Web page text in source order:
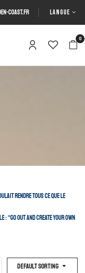
coast.fr LANGUE
0
rendre tous ce que le
“go out and create your own
Default Sorting